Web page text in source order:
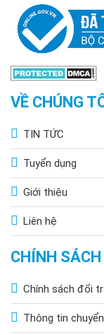
Các ứng
1500W
VỀ CHÚNG
TIN TỨC
Tuyển dụng
Giới thiệu
Liên hệ
CHÍNH
Chính sách đổi
Thông tin